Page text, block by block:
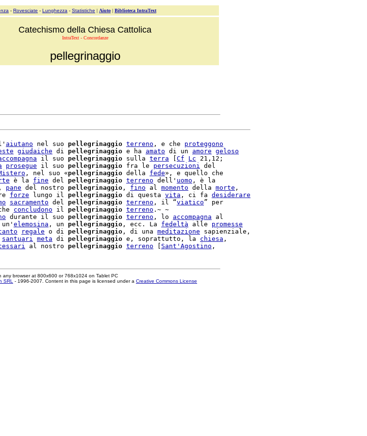
- Rovesciate - Lunghezza - Statistiche | Aiuto | Biblioteca IntraText
Catechismo della Chiesa Cattolica
IntraText - Concordanze
pellegrinaggio
aiutano nel suo pellegrinaggio terreno , e che proteggono
giudaiche di pellegrinaggio e ha amato di un amore geloso
il suo pellegrinaggio sulla terra Cf Lc 21,12;
prosegue il suo pellegrinaggio fra le persecuzioni del
, nel suo «pellegrinaggio della fede», e quello che
è la fine del pellegrinaggio terreno dell' uomo , è la
, pane del nostro pellegrinaggio , fino al momento della morte ,
forze lungo il pellegrinaggio di questa vita , ci fa desiderare
sacramento del pellegrinaggio terreno , il “viatico
concludono il pellegrinaggio terreno .~ ~
durante il suo pellegrinaggio terreno , lo accompagna al
elemosina , un pellegrinaggio , ecc. La fedeltà alle promesse
regale o di pellegrinaggio , di una meditazione sapienziale,
santuari meta di pellegrinaggio e, soprattutto, la chiesa ,
al nostro pellegrinaggio terreno Sant' Agostino
any browser at 800x600 or 768x1024 on Tablet PC
SRL - 1996-2007. Content in this page is licensed under a Creative Commons License